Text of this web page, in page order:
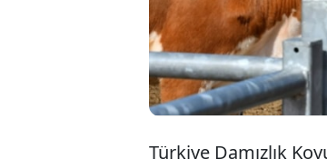
Türkiye Damızlık